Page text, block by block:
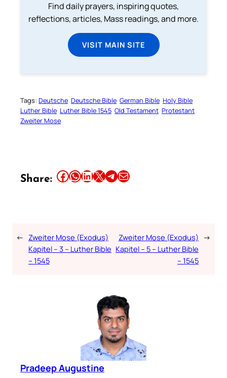
Find daily prayers, inspiring quotes,
reflections, articles, Mass readings, and more.
VISIT MAIN SITE
Tags: Deutsche Deutsche Bible German Bible Holy Bible
Luther Bible Luther Bible 1545 Old Testament Protestant
Zweiter Mose
Share: Share this article on Facebook Share this article on WhatsApp Share this article on LinkedIn Share this article on X Share this article on TelegramEmail this Article
← Zweiter Mose (Exodus)
Kapitel – 3 – Luther Bible
– 1545
Zweiter Mose (Exodus)
Kapitel – 5 – Luther Bible
– 1545
→
Pradeep Augustine